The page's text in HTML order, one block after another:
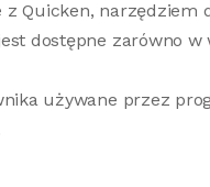
z Quicken,
dostępne zarówno w
używane przez